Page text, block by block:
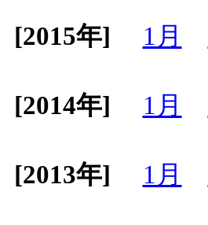
[2015年]
1月
[2014年]
1月
[2013年]
1月